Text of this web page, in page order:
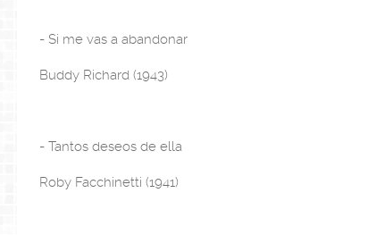
- Si me vas a abandonar
Buddy Richard (1943)
- Tantos deseos de ella
Roby Facchinetti (1941)